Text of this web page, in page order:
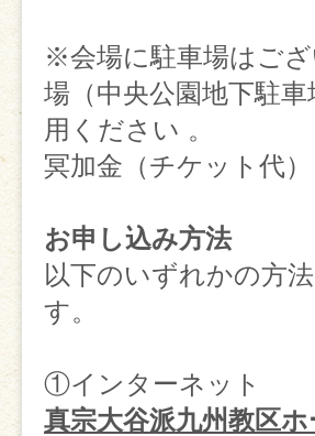
※会場に駐車場はご
場（中央公園地下駐
用ください 。
冥加金（チケット代）
お申し込み方法
以下のいずれかの方
す。
①インターネット
真宗大谷派九州教区